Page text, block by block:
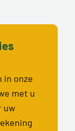
in onze
met u
uw